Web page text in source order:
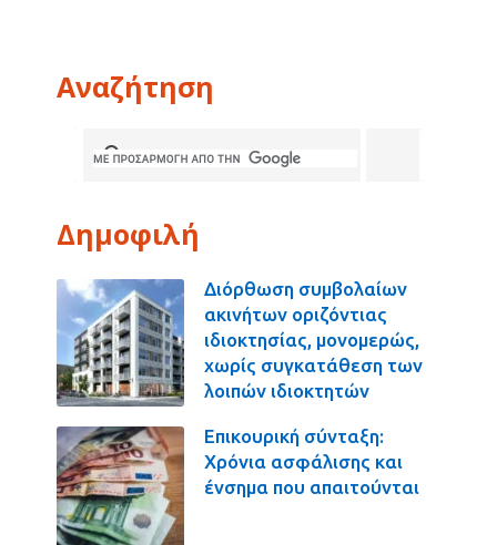
Αναζήτηση
Δημοφιλή
Διόρθωση συμβολαίων
ακινήτων οριζόντιας
ιδιοκτησίας, μονομερώς,
χωρίς συγκατάθεση των
λοιπών ιδιοκτητών
Επικουρική σύνταξη:
Χρόνια ασφάλισης και
ένσημα που απαιτούνται